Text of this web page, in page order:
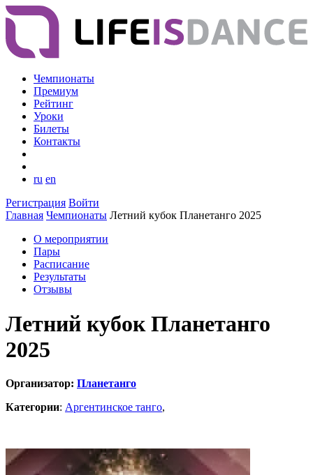
Чемпионаты
Премиум
Рейтинг
Уроки
Билеты
Контакты
ru en
Регистрация Войти
Главная Чемпионаты Летний кубок Планетанго 2025
О мероприятии
Пары
Расписание
Результаты
Отзывы
Летний кубок Планетанго
2025
Организатор: Планетанго
Категории: Аргентинское танго,